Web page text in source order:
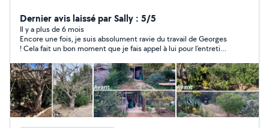
prix attractifs & raisonnables. Equipé d'une remorque, je
propose également l'évacuation en déchèterie,
l'acheminement de matériaux (sable, gravier, bois,
placo) ou transport d'objets encombrants. Je vous
réponds rapidement & propose un devis gratuit.
N'hésitez pas à me contacter, A bientôt !
Dernier avis laissé par Sally : 5/5
Il y a plus de 6 mois
Encore une fois, je suis absolument ravie du travail de Georges
! Cela fait un bon moment que je fais appel à lui pour l’entretien
professionnalisme, son attention aux détails et la qualité de
son travail. Il sait parfaitement répondre à mes attentes et mon
jardin est toujours impeccable grâce à lui. Je le recommande
sans hésitation !